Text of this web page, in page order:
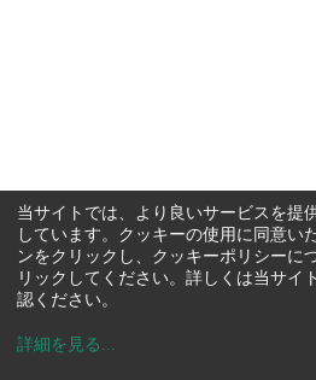
当サイトでは、より良いサービスを提
しています。クッキーの使用に同意い
ンをクリックし、クッキーポリシーに
リックしてください。詳しくは当サイ
認ください。
詳細を見る ...